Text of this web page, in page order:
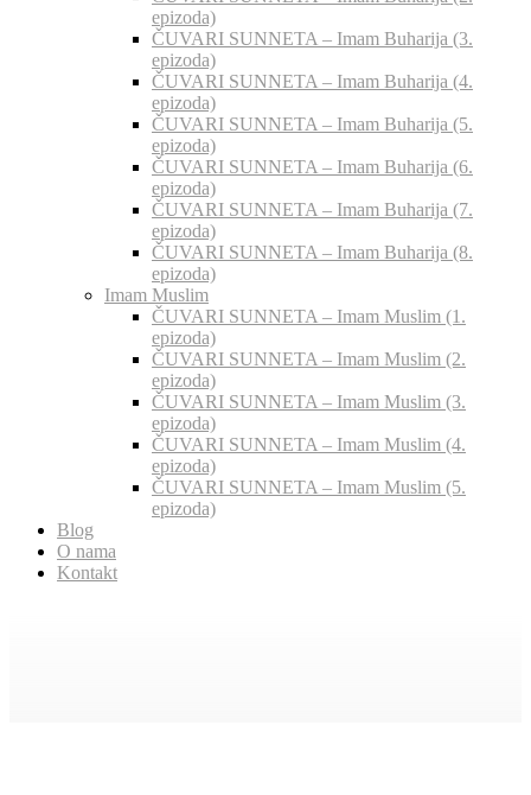
epizoda)
ČUVARI SUNNETA – Imam Buharija (3.
epizoda)
ČUVARI SUNNETA – Imam Buharija (4.
epizoda)
ČUVARI SUNNETA – Imam Buharija (5.
epizoda)
ČUVARI SUNNETA – Imam Buharija (6.
epizoda)
ČUVARI SUNNETA – Imam Buharija (7.
epizoda)
ČUVARI SUNNETA – Imam Buharija (8.
epizoda)
Imam Muslim
ČUVARI SUNNETA – Imam Muslim (1.
epizoda)
ČUVARI SUNNETA – Imam Muslim (2.
epizoda)
ČUVARI SUNNETA – Imam Muslim (3.
epizoda)
ČUVARI SUNNETA – Imam Muslim (4.
epizoda)
ČUVARI SUNNETA – Imam Muslim (5.
epizoda)
Blog
O nama
Kontakt